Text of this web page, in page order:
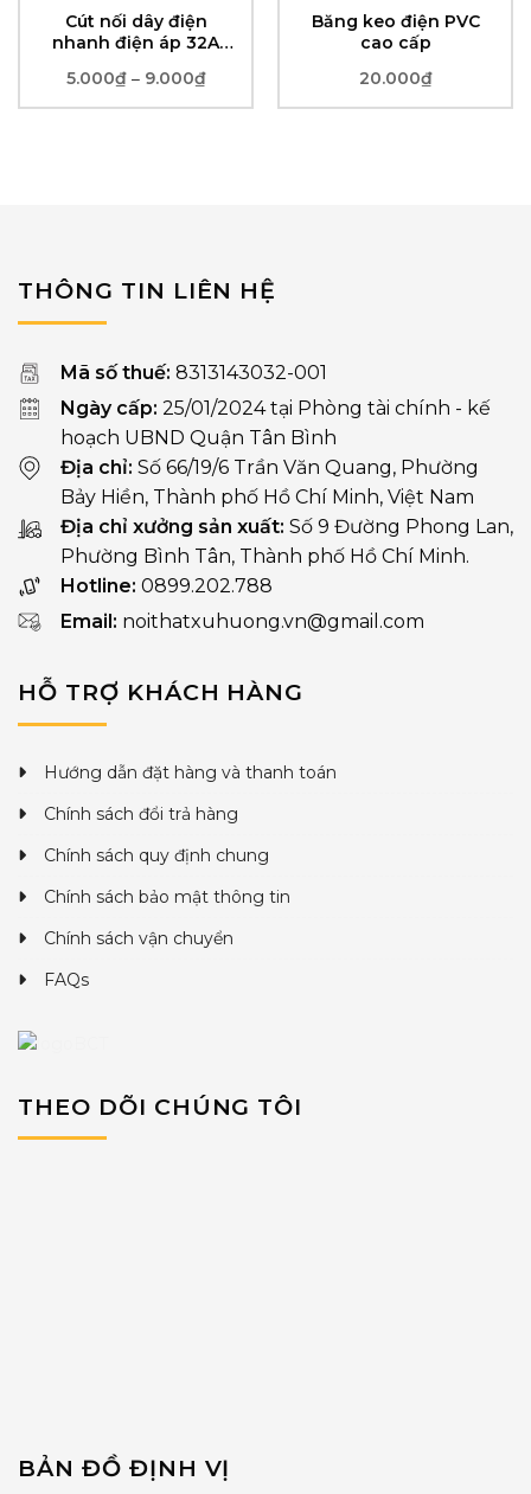
Cút nối dây điện
nhanh điện áp 32A
5.000₫ – 9.000₫Khoảng
từ
Băng keo điện PVC
cao cấp
20.000₫
THÔNG TIN LIÊN HỆ
Mã số thuế: 8313143032-001
Ngày cấp: 25/01/2024 tại Phòng tài chính - kế
hoạch UBND Quận Tân Bình
Địa chỉ: Số 66/19/6 Trần Văn Quang, Phường
Bảy Hiền, Thành phố Hồ Chí Minh, Việt Nam
Địa chỉ xưởng sản xuất: Số 9 Đường Phong Lan,
Phường Bình Tân, Thành phố Hồ Chí Minh.
Hotline: 0899.202.788
Email: noithatxuhuong.vn@gmail.com
HỖ TRỢ KHÁCH HÀNG
Hướng dẫn đặt hàng và thanh toán
Chính sách đổi trả hàng
Chính sách quy định chung
Chính sách bảo mật thông tin
Chính sách vận chuyển
FAQs
THEO DÕI CHÚNG TÔI
BẢN ĐỒ ĐỊNH VỊ